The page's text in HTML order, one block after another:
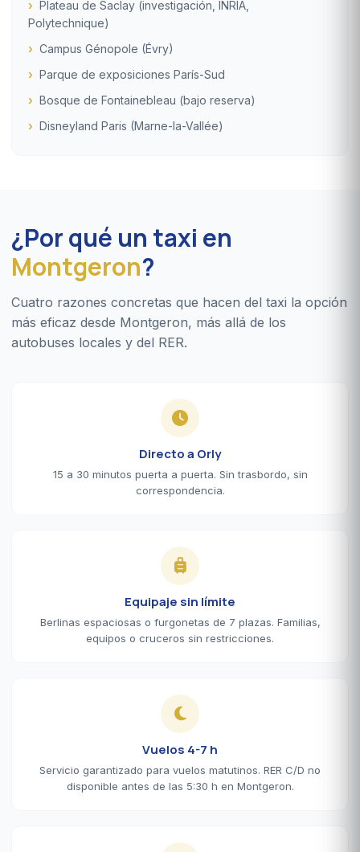
Plateau de Saclay (investigación, INRIA,
Polytechnique)
Campus Génopole (Évry)
Parque de exposiciones París-Sud
Bosque de Fontainebleau (bajo reserva)
Disneyland Paris (Marne-la-Vallée)
¿Por qué un taxi en
Montgeron?
Cuatro razones concretas que hacen del taxi la opción
más eficaz desde Montgeron, más allá de los
autobuses locales y del RER.
Directo a Orly
15 a 30 minutos puerta a puerta. Sin trasbordo, sin
correspondencia.
Equipaje sin límite
Berlinas espaciosas o furgonetas de 7 plazas. Familias,
equipos o cruceros sin restricciones.
Vuelos 4-7 h
Servicio garantizado para vuelos matutinos. RER C/D no
disponible antes de las 5:30 h en Montgeron.